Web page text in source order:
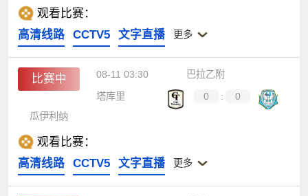
观看比赛：
高清线路
CCTV5 文字直播 更多
比赛中 08-11 03:30
巴拉乙附
塔库里
0 :
0
瓜伊利纳
观看比赛：
高清线路
CCTV5 文字直播 更多